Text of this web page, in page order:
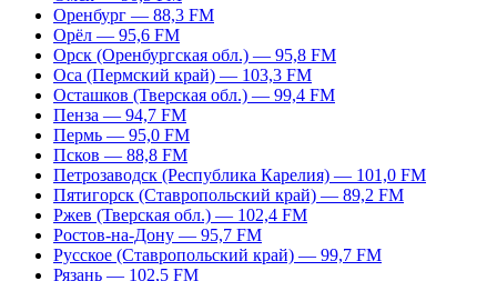
Оренбург — 88,3 FM
Орёл — 95,6 FM
Орск (Оренбургская обл.) — 95,8 FM
Оса (Пермский край) — 103,3 FM
Осташков (Тверская обл.) — 99,4 FM
Пенза — 94,7 FM
Пермь — 95,0 FM
Псков — 88,8 FM
Петрозаводск (Республика Карелия) — 101,0 FM
Пятигорск (Ставропольский край) — 89,2 FM
Ржев (Тверская обл.) — 102,4 FM
Ростов-на-Дону — 95,7 FM
Русское (Ставропольский край) — 99,7 FM
Рязань — 102,5 FM